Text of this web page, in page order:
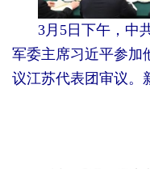
3月5日下午，中
军委主席习近平参加
议江苏代表团审议。